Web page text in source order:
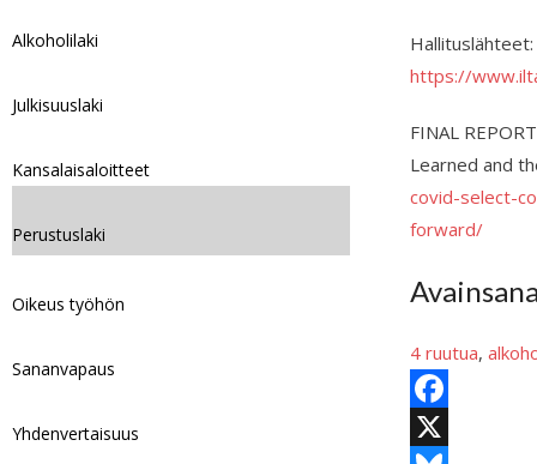
https://
FINAL
Learned and
covid-select-
forward/
4 ruutua,
F
Alkoholilaki
Julkisuuslaki
Kansalaisaloitteet
Perustuslaki
Oikeus työhön
Sananvapaus
Yhdenvertaisuus